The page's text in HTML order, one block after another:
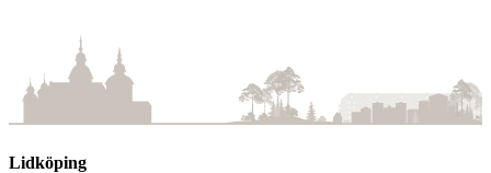
Lidköping